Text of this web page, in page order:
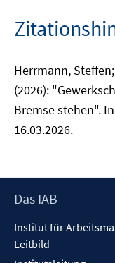
Herrmann,
(2026):
Bremse stehen".
16.03.2026.
Footer
Das IAB
Institut für
Leitbild